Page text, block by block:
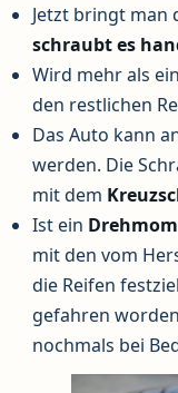
Jetzt bringt man
schraubt es
Wird mehr als
den restlichen
Das Auto kann
werden. Die
mit dem
Ist ein
mit den vom
die Reifen
gefahren
nochmals bei